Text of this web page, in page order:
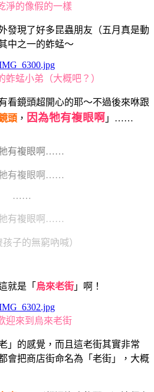
淨的像假的一樣
發現了好多昆蟲朋友（五月真是動
中之一的蚱蜢～
蚱蜢小弟（大概吧？）
看鏡頭超開心的耶～不過後來咻跟
頭 ， 因為牠有複眼啊 」……
有複眼啊……
有複眼啊……
……
有複眼啊……
孩子的無窮吶喊）
就是「 烏來老街 」啊！
迎來到烏來老街
」的感覺，而且這老街其實非常
會把商店街命名為「老街」，大概